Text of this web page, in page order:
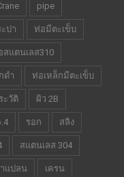
pipe
ปา ท่อมีตะเข็บ
สแตนเลส310
ดำ ท่อเหล็กมีตะเข็บ
ะวัติ ผิว 2B
รอก สลิง
สแตนเลส 304
แปลน เครน